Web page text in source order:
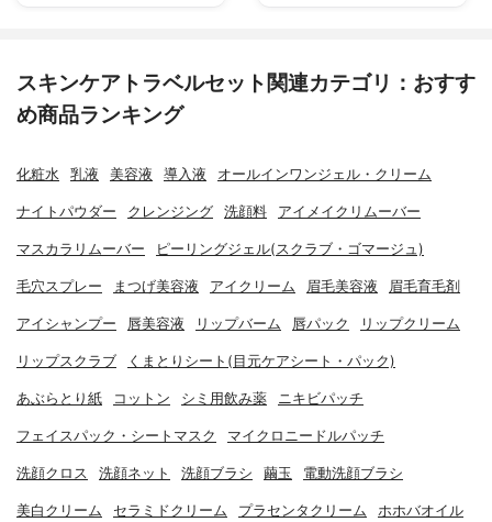
スキンケアトラベルセット関連カテゴリ：おすす
め商品ランキング
化粧水 乳液 美容液 導入液 オールインワンジェル・クリーム
ナイトパウダー クレンジング 洗顔料 アイメイクリムーバー
マスカラリムーバー ピーリングジェル(スクラブ・ゴマージュ)
毛穴スプレー まつげ美容液 アイクリーム 眉毛美容液 眉毛育毛剤
アイシャンプー 唇美容液 リップバーム 唇パック リップクリーム
リップスクラブ くまとりシート(目元ケアシート・パック)
あぶらとり紙 コットン シミ用飲み薬 ニキビパッチ
フェイスパック・シートマスク マイクロニードルパッチ
洗顔クロス 洗顔ネット 洗顔ブラシ 繭玉 電動洗顔ブラシ
美白クリーム セラミドクリーム プラセンタクリーム ホホバオイル